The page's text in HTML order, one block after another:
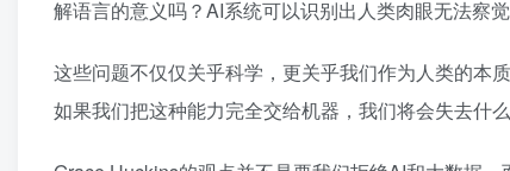
解语言的意义吗？AI系统可以识别出人类肉眼无法察
这些问题不仅仅关乎科学，更关乎我们作为人类的本
如果我们把这种能力完全交给机器，我们将会失去什